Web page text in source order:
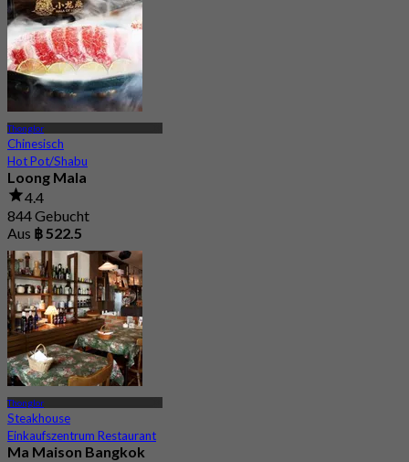
Thonglor
Chinesisch
Hot Pot/Shabu
Loong Mala
4.4
844 Gebucht
Aus ฿ 522.5
Thonglor
Steakhouse
Einkaufszentrum Restaurant
Ma Maison Bangkok